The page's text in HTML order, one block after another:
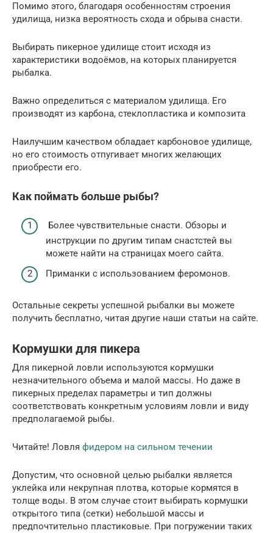
Помимо этого, благодаря особенностям строения
удилища, низка вероятность схода и обрыва снасти.
Выбирать пикерное удилище стоит исходя из
характеристики водоёмов, на которых планируется
рыбалка.
Важно определиться с материалом удилища. Его
производят из карбона, стеклопластика и композита
Наилучшим качеством обладает карбоновое удилище,
но его стоимость отпугивает многих желающих
приобрести его.
Как поймать больше рыбы?
Более чувствительные снасти. Обзоры и
инструкции по другим типам снастстей вы
можете найти на страницах моего сайта.
Приманки с использованием феромонов.
Остальные секреты успешной рыбалки вы можете
получить бесплатно, читая другие наши статьи на сайте.
Кормушки для пикера
Для пикерной ловли используются кормушки
незначительного объема и малой массы. Но даже в
пикерных пределах параметры и тип должны
соответствовать конкретным условиям ловли и виду
предполагаемой рыбы.
Читайте! Ловля фидером на сильном течении
Допустим, что основной целью рыбалки является
уклейка или некрупная плотва, которые кормятся в
толще воды. В этом случае стоит выбирать кормушки
открытого типа (сетки) небольшой массы и
предпочтительно пластиковые. При погружении таких